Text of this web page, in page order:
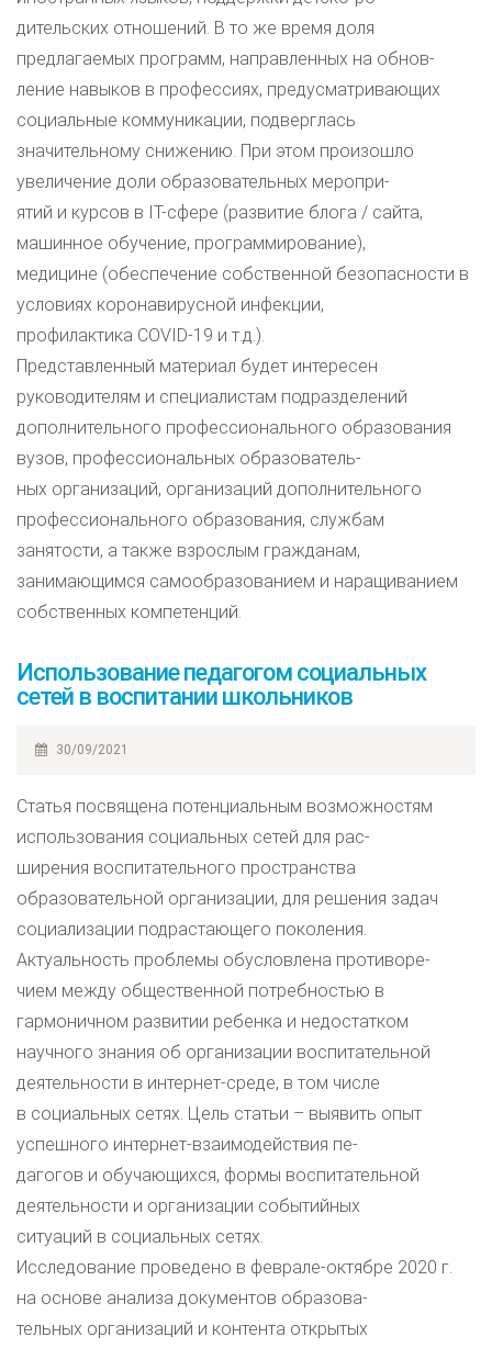
дительских отношений. В то же время доля
предлагаемых программ, направленных на обнов-
ление навыков в профессиях, предусматривающих
социальные коммуникации, подверглась
значительному снижению. При этом произошло
увеличение доли образовательных меропри-
ятий и курсов в IT-сфере (развитие блога / сайта,
машинное обучение, программирование),
медицине (обеспечение собственной безопасности в
условиях коронавирусной инфекции,
профилактика COVID-19 и т.д.).
Представленный материал будет интересен
руководителям и специалистам подразделений
дополнительного профессионального образования
вузов, профессиональных образователь-
ных организаций, организаций дополнительного
профессионального образования, службам
занятости, а также взрослым гражданам,
занимающимся самообразованием и наращиванием
собственных компетенций.
Использование педагогом социальных
сетей в воспитании школьников
30/09/2021
Статья посвящена потенциальным возможностям
использования социальных сетей для рас-
ширения воспитательного пространства
образовательной организации, для решения задач
социализации подрастающего поколения.
Актуальность проблемы обусловлена противоре-
чием между общественной потребностью в
гармоничном развитии ребенка и недостатком
научного знания об организации воспитательной
деятельности в интернет-среде, в том числе
в социальных сетях. Цель статьи – выявить опыт
успешного интернет-взаимодействия пе-
дагогов и обучающихся, формы воспитательной
деятельности и организации событийных
ситуаций в социальных сетях.
Исследование проведено в феврале-октябре 2020 г.
на основе анализа документов образова-
тельных организаций и контента открытых